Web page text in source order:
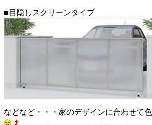
■目隠しスクリーンタイプ
などなど・・・家のデザインに合わせて